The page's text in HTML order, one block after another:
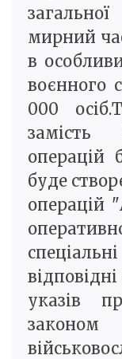
мирний
в
воєнного
000
замість
операцій
буде
операцій
указів